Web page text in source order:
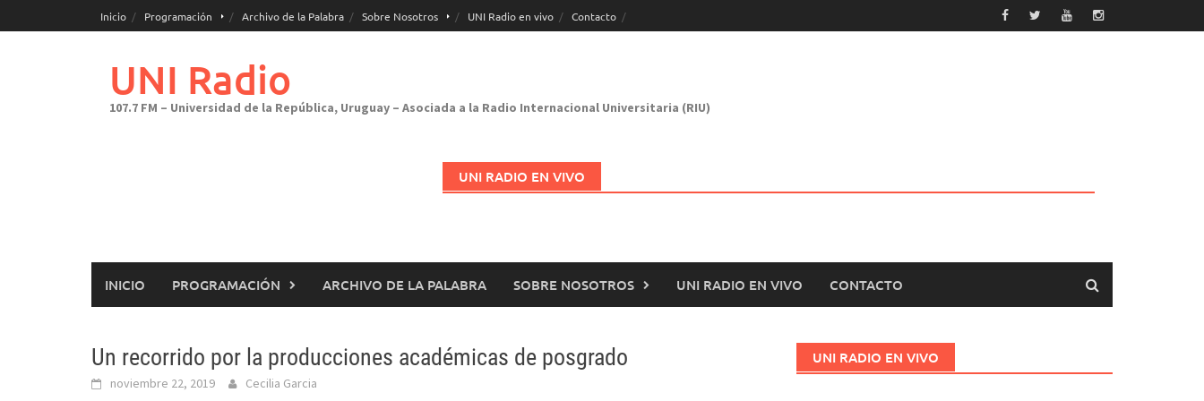
al
Inicio Programación Archivo de la Palabra Sobre Nosotros UNI Radio en vivo Contacto
UNI Radio
107.7 FM – Universidad de la República, Uruguay – Asociada a la Radio Internacional Universitaria (RIU)
UNI RADIO EN VIVO
INICIO PROGRAMACIÓN ARCHIVO DE LA PALABRA SOBRE NOSOTROS UNI RADIO EN VIVO CONTACTO
Un recorrido por la producciones académicas de posgrado
noviembre 22, 2019 Cecilia Garcia
UNI RADIO EN VIVO